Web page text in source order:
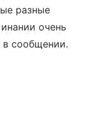
разные
очень
сообщении.